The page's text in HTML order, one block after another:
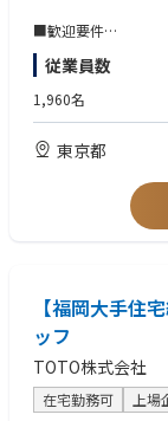
入社後すぐに、わら
・勤務地：東京都新
・事業内容：食品関
財務企画部は部長
計課への配属を予定
20代～40代のメン
■キャリアパス
年齢や役職に関係
だくことが可能で、
プしていただくこと
また、志向性に応じ
きます。
■歓迎要件
・上場会社または上
・法人税、グループ
・海外子会社の経理
従業員数
1,960名
東京都
【福岡大手住
ッフ
TOTO株式会社
在宅勤務可 上場